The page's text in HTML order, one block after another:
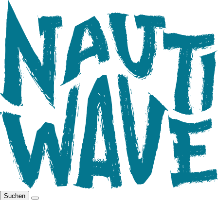
Suchen